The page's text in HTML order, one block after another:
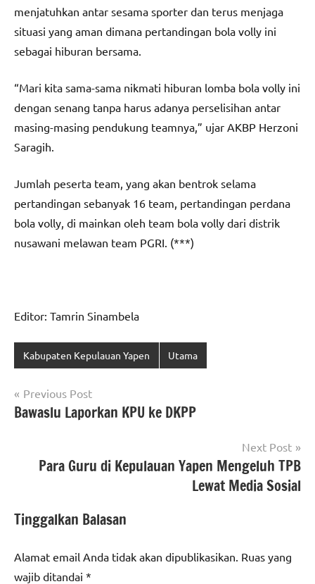
menjatuhkan antar sesama sporter dan terus menjaga
situasi yang aman dimana pertandingan bola volly ini
sebagai hiburan bersama.
“Mari kita sama-sama nikmati hiburan lomba bola volly ini
dengan senang tanpa harus adanya perselisihan antar
masing-masing pendukung teamnya,” ujar AKBP Herzoni
Saragih.
Jumlah peserta team, yang akan bentrok selama
pertandingan sebanyak 16 team, pertandingan perdana
bola volly, di mainkan oleh team bola volly dari distrik
nusawani melawan team PGRI. (***)
Editor: Tamrin Sinambela
Kabupaten Kepulauan Yapen Utama
Navigasi
pos
Previous Post
Bawaslu Laporkan KPU ke DKPP
Next Post
Para Guru di Kepulauan Yapen Mengeluh TPB
Lewat Media Sosial
Tinggalkan Balasan
Alamat email Anda tidak akan dipublikasikan. Ruas yang
wajib ditandai *